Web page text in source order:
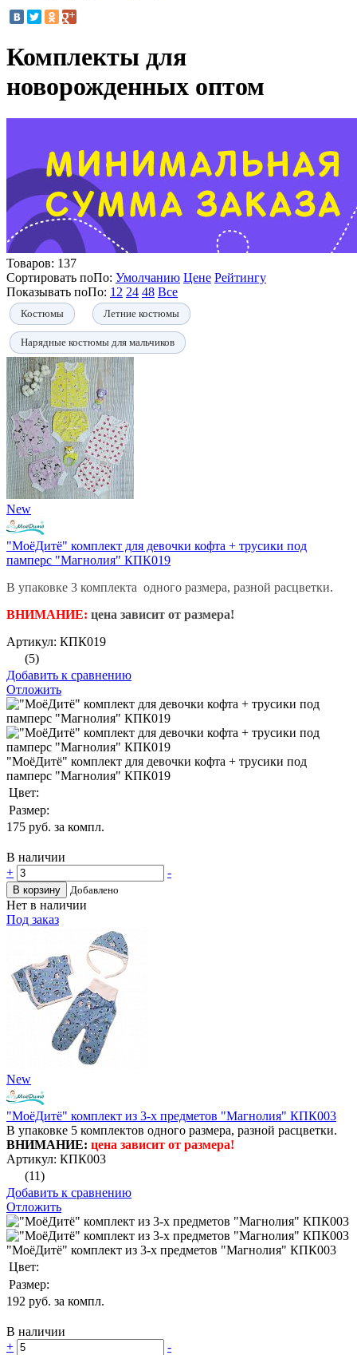
Комплекты для
новорожденных оптом
Товаров: 137
Сортировать поПо: Умолчанию Цене Рейтингу
Показывать поПо: 12 24 48 Все
Костюмы Летние костюмы
Нарядные костюмы для мальчиков
New
"МоёДитё" комплект для девочки кофта + трусики под
памперс "Магнолия" КПК019
В упаковке 3 комплекта одного размера, разной расцветки.
ВНИМАНИЕ: цена зависит от размера!
Артикул: КПК019
(5)
Добавить к сравнению
Отложить
"МоёДитё" комплект для девочки кофта + трусики под
памперс "Магнолия" КПК019
Цвет:
Размер:
175 руб. за компл.
В наличии
+
-
В корзину Добавлено
Нет в наличии
Под заказ
New
"МоёДитё" комплект из 3-х предметов "Магнолия" КПК003
В упаковке 5 комплектов одного размера, разной расцветки.
ВНИМАНИЕ: цена зависит от размера!
Артикул: КПК003
(11)
Добавить к сравнению
Отложить
"МоёДитё" комплект из 3-х предметов "Магнолия" КПК003
Цвет:
Размер:
192 руб. за компл.
В наличии
+
-